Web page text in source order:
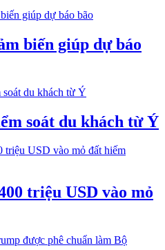
biến giúp dự báo
soát du khách từ Ý
triệu USD vào mỏ